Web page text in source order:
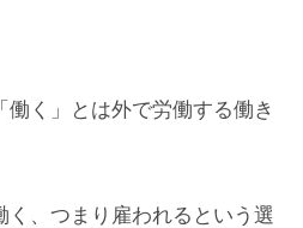
く」とは外で労働する働き
く、つまり雇われるという選